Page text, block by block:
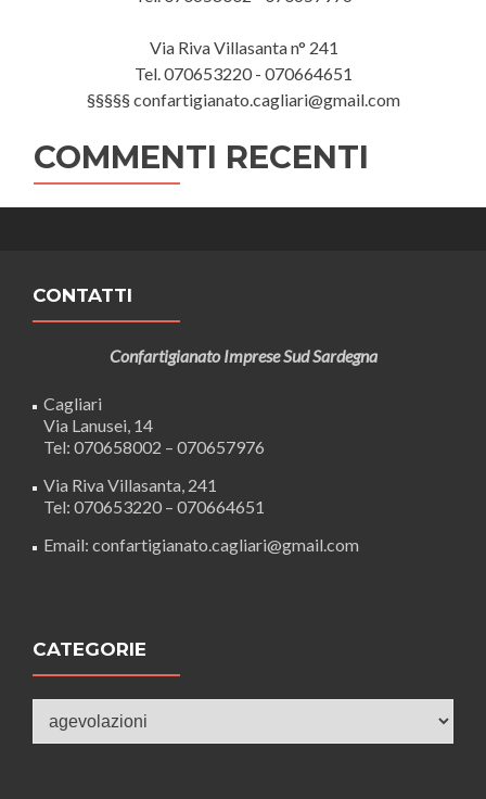
Via Riva Villasanta n° 241
Tel. 070653220 - 070664651
§§§§§ confartigianato.cagliari@gmail.com
COMMENTI RECENTI
CONTATTI
Confartigianato Imprese Sud Sardegna
Cagliari
Via Lanusei, 14
Tel: 070658002 – 070657976
Via Riva Villasanta, 241
Tel: 070653220 – 070664651
Email: confartigianato.cagliari@gmail.com
CATEGORIE